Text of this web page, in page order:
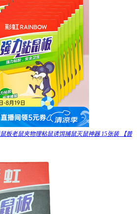
板老鼠夹物理粘鼠诱饵捕鼠灭鼠神器 15张装 【普